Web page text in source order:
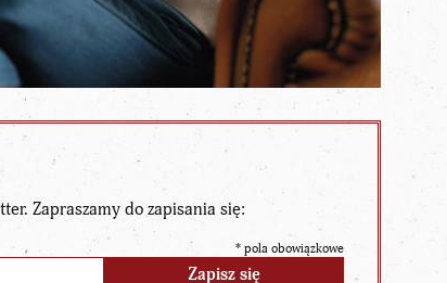
Zapraszamy do zapisania się:
*pola obowiązkowe